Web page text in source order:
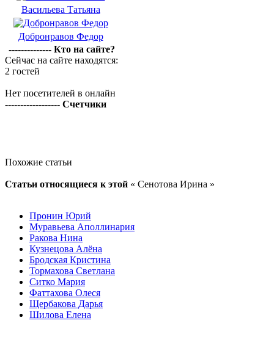
Васильева Татьяна
Добронравов Федор
-------------- Кто на сайте?
Сейчас на сайте находятся:
2 гостей
Нет посетителей в онлайн
------------------ Счетчики
Похожие статьи
Статьи относящиеся к этой « Сенотова Ирина »
Пронин Юрий
Муравьева Аполлинария
Ракова Нина
Кузнецова Алёна
Бродская Кристина
Тормахова Светлана
Ситко Мария
Фаттахова Олеся
Щербакова Дарья
Шилова Елена